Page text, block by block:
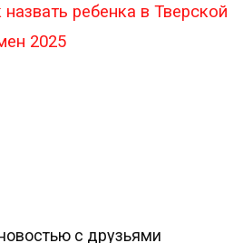
назвать ребенка в Тверской
2025
с друзьями